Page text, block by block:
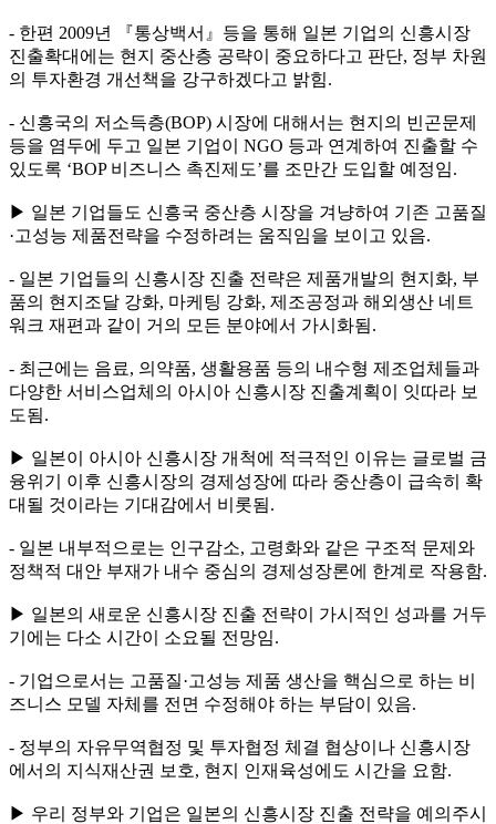
- 한편 2009년 『통상백서』등을 통해 일본 기업의 신흥시장
진출확대에는 현지 중산층 공략이 중요하다고 판단, 정부 차원
의 투자환경 개선책을 강구하겠다고 밝힘.
- 신흥국의 저소득층(BOP) 시장에 대해서는 현지의 빈곤문제
등을 염두에 두고 일본 기업이 NGO 등과 연계하여 진출할 수
있도록 ‘BOP 비즈니스 촉진제도’를 조만간 도입할 예정임.
▶ 일본 기업들도 신흥국 중산층 시장을 겨냥하여 기존 고품질
·고성능 제품전략을 수정하려는 움직임을 보이고 있음.
- 일본 기업들의 신흥시장 진출 전략은 제품개발의 현지화, 부
품의 현지조달 강화, 마케팅 강화, 제조공정과 해외생산 네트
워크 재편과 같이 거의 모든 분야에서 가시화됨.
- 최근에는 음료, 의약품, 생활용품 등의 내수형 제조업체들과
다양한 서비스업체의 아시아 신흥시장 진출계획이 잇따라 보
도됨.
▶ 일본이 아시아 신흥시장 개척에 적극적인 이유는 글로벌 금
융위기 이후 신흥시장의 경제성장에 따라 중산층이 급속히 확
대될 것이라는 기대감에서 비롯됨.
- 일본 내부적으로는 인구감소, 고령화와 같은 구조적 문제와
정책적 대안 부재가 내수 중심의 경제성장론에 한계로 작용함.
▶ 일본의 새로운 신흥시장 진출 전략이 가시적인 성과를 거두
기에는 다소 시간이 소요될 전망임.
- 기업으로서는 고품질·고성능 제품 생산을 핵심으로 하는 비
즈니스 모델 자체를 전면 수정해야 하는 부담이 있음.
- 정부의 자유무역협정 및 투자협정 체결 협상이나 신흥시장
에서의 지식재산권 보호, 현지 인재육성에도 시간을 요함.
▶ 우리 정부와 기업은 일본의 신흥시장 진출 전략을 예의주시